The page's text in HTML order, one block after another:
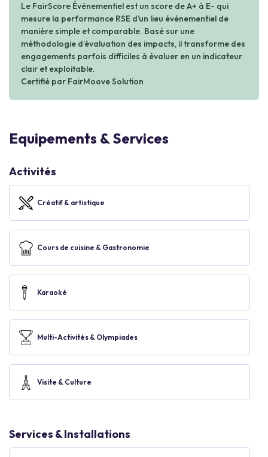
Le FairScore Événementiel est un score de A+ à E- qui
mesure la performance RSE d’un lieu événementiel de
manière simple et comparable. Basé sur une
méthodologie d’évaluation des impacts, il transforme des
engagements parfois difficiles à évaluer en un indicateur
clair et exploitable.
Certifié par FairMoove Solution
Equipements & Services
Activités
Créatif & artistique
Cours de cuisine & Gastronomie
Karaoké
Multi-Activités & Olympiades
Visite & Culture
Services & Installations